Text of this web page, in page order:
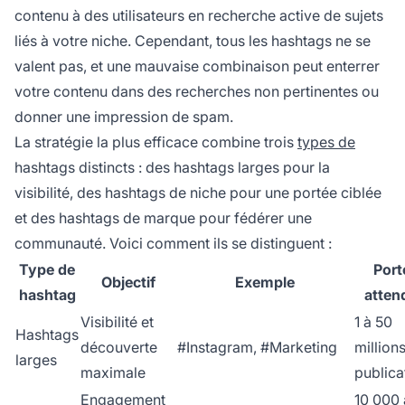
contenu à des utilisateurs en recherche active de sujets
liés à votre niche. Cependant, tous les hashtags ne se
valent pas, et une mauvaise combinaison peut enterrer
votre contenu dans des recherches non pertinentes ou
donner une impression de spam.
La stratégie la plus efficace combine trois types de
hashtags distincts : des hashtags larges pour la
visibilité, des hashtags de niche pour une portée ciblée
et des hashtags de marque pour fédérer une
communauté. Voici comment ils se distinguent :
Type de
hashtag
Objectif Exemple
Hashtags
larges
Visibilité et
découverte
maximale
#Instagram, #Marketing
1 à 50
Engagement 10 000